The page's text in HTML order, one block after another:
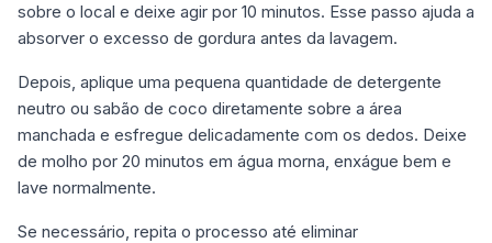
sobre o local e deixe agir por 10 minutos. Esse passo ajuda a
absorver o excesso de gordura antes da lavagem.
Depois, aplique uma pequena quantidade de detergente
neutro ou sabão de coco diretamente sobre a área
manchada e esfregue delicadamente com os dedos. Deixe
de molho por 20 minutos em água morna, enxágue bem e
lave normalmente.
Se necessário, repita o processo até eliminar